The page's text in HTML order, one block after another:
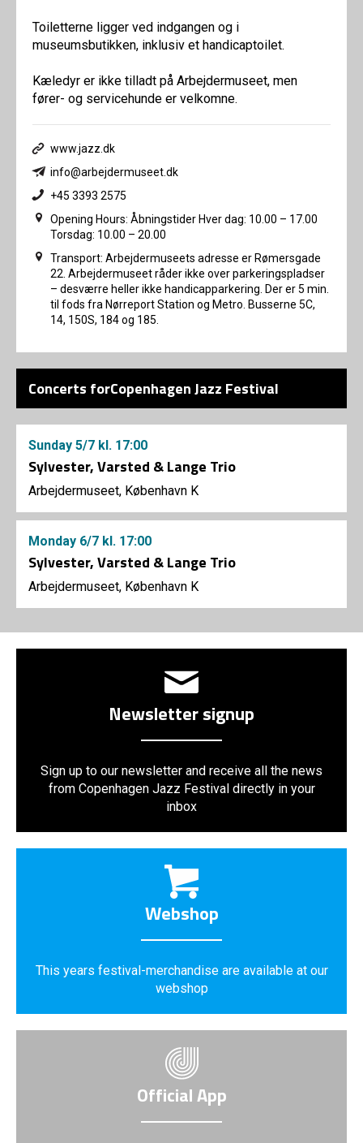
Toiletterne ligger ved indgangen og i
museumsbutikken, inklusiv et handicaptoilet.
Kæledyr er ikke tilladt på Arbejdermuseet, men
fører- og servicehunde er velkomne.
www.jazz.dk
info@arbejdermuseet.dk
+45 3393 2575
Opening Hours: Åbningstider Hver dag: 10.00 – 17.00
Torsdag: 10.00 – 20.00
Transport: Arbejdermuseets adresse er Rømersgade
22. Arbejdermuseet råder ikke over parkeringspladser
– desværre heller ikke handicapparkering. Der er 5 min.
til fods fra Nørreport Station og Metro. Busserne 5C,
14, 150S, 184 og 185.
Concerts forCopenhagen Jazz Festival
Sunday 5/7 kl. 17:00
Sylvester, Varsted & Lange Trio
Arbejdermuseet, København K
Monday 6/7 kl. 17:00
Sylvester, Varsted & Lange Trio
Arbejdermuseet, København K
Newsletter signup
Sign up to our newsletter and receive all the news
from Copenhagen Jazz Festival directly in your
inbox
Webshop
This years festival-merchandise are available at our
webshop
Official App